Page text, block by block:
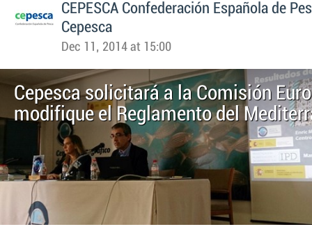
CEPESCA Confederación Española de
Cepesca
Dec 11, 2014 at 15:00
Cepesca solicitará a la Comisión
modifique el Reglamento del